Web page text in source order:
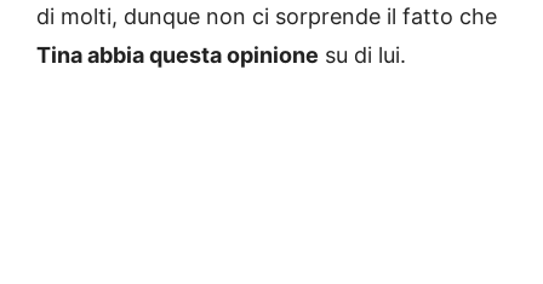
di molti, dunque non ci sorprende il fatto che
Tina abbia questa opinione su di lui.